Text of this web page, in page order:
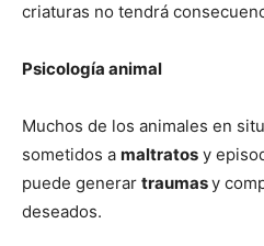
criaturas no tendrá
Psicología animal
Muchos de los animales en
sometidos a maltratos y
puede generar traumasy
deseados.